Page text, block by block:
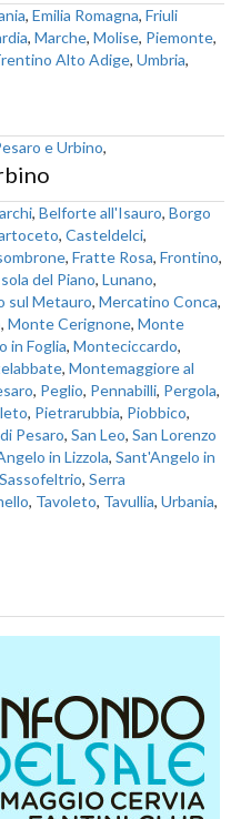
, Emilia Romagna, Friuli
, Marche, Molise, Piemonte,
Alto Adige, Umbria,
e Urbino,
, Belforte all'Isauro, Borgo
, Casteldelci,
, Fratte Rosa, Frontino,
del Piano, Lunano,
sul Metauro, Mercatino Conca,
, Monte Cerignone, Monte
in Foglia, Monteciccardo,
, Montemaggiore al
, Peglio, Pennabilli, Pergola,
, Pietrarubbia, Piobbico,
Pesaro, San Leo, San Lorenzo
in Lizzola, Sant'Angelo in
Sassofeltrio, Serra
, Tavoleto, Tavullia, Urbania,